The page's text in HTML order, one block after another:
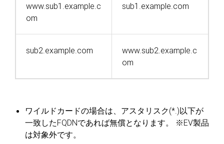
www.sub1.example.c
om
sub1.example.com
sub2.example.com
www.sub2.example.c
om
ワイルドカードの場合は、アスタリスク(*.)以下が
一致したFQDNであれば無償となります。
※EV製品
は対象外です。